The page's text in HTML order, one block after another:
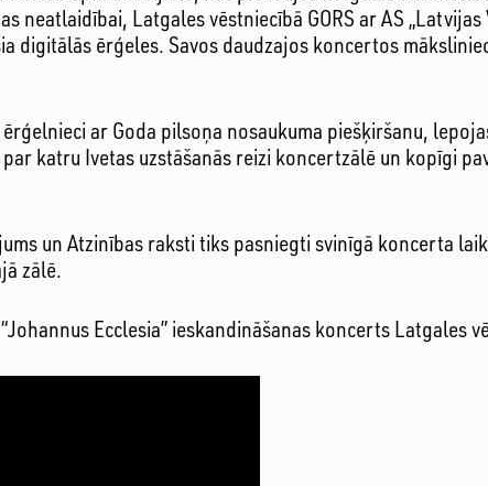
neatlaidībai, Latgales vēstniecībā GORS ar AS „Latvijas
digitālās ērģeles. Savos daudzajos koncertos
ērģelnieci ar Goda pilsoņa nosaukuma piešķiršanu,
katru Ivetas uzstāšanās reizi koncertzālē un kopīgi
un Atzinības raksti tiks pasniegti svinīgā koncerta
zālē.
Ecclesia” ieskandināšanas koncerts Latgales